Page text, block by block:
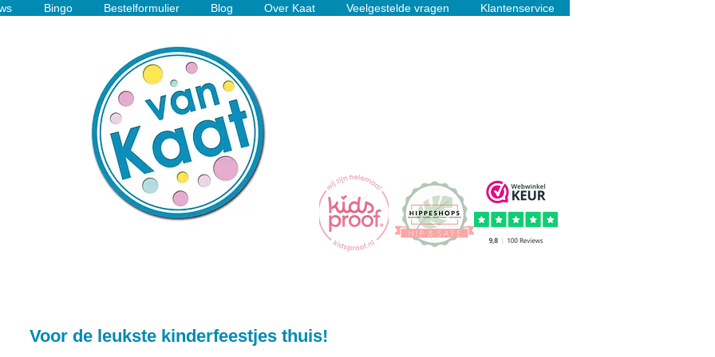
Voor de leukste kinderfeestjes thuis!
Bingo Bestelformulier Blog Over Kaat Veelgestelde vragen Klantenservice